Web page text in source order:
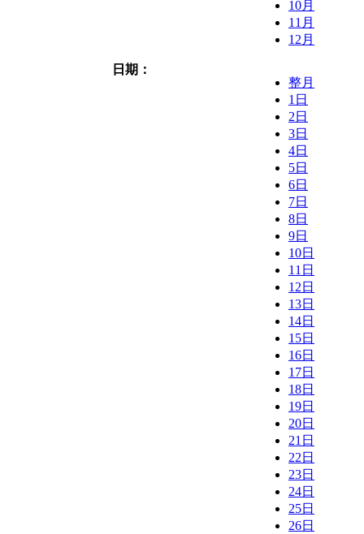
10月
11月
12月
日期：
整月
1日
2日
3日
4日
5日
6日
7日
8日
9日
10日
11日
12日
13日
14日
15日
16日
17日
18日
19日
20日
21日
22日
23日
24日
25日
26日